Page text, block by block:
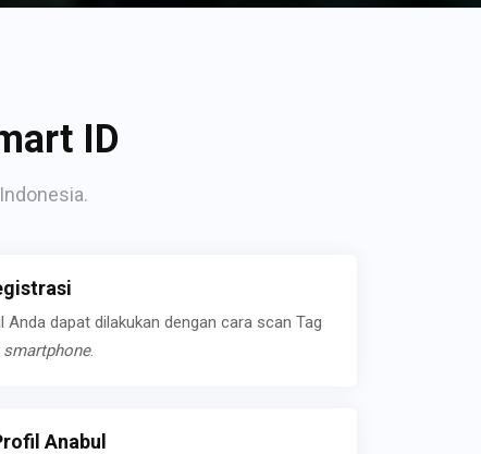
ID
Anda dapat dilakukan dengan cara scan Tag
smartphone.
Anabul